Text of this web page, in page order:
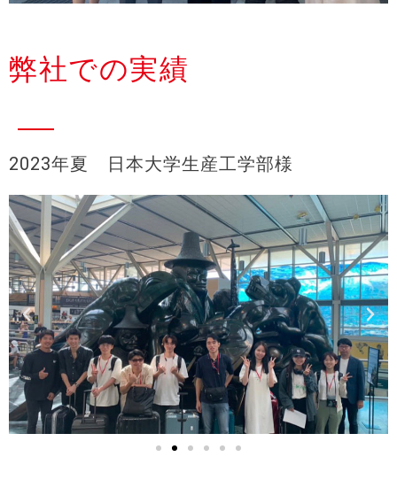
弊社での実績
2023年夏 日本大学生産工学部様